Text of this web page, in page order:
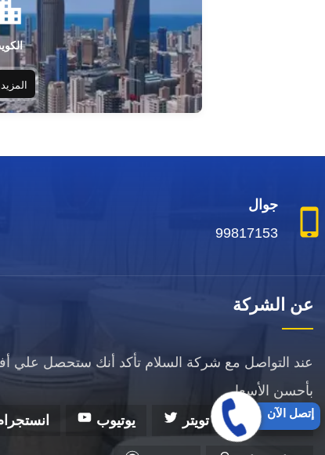
جوال
99817153
عن الشركة
عند التواصل مع شركة السلام تأكد أنك ستحصل علي
بأحسن الأسعار.
فيسبوك
تويتر يوتيوب إتصل الآن